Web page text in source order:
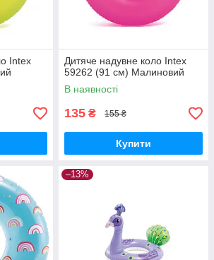
Intex
Дитяче надувне коло Intex
59262 (91 см) Малиновий
В наявності
135 ₴ 155 ₴
Купити
–13%